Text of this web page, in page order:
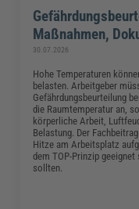
Maßnahmen,
30.07.2026
Hohe Temperaturen
belasten. Arbeitgeber
Gefährdungsbeurteilung
die Raumtemperatur an,
körperliche Arbeit,
Belastung. Der
Hitze am Arbeitsplatz
dem TOP-Prinzip
sollten.